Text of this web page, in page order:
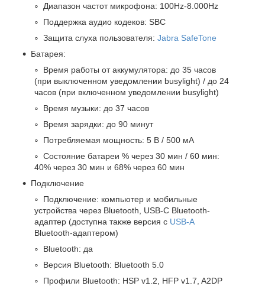
Диапазон частот микрофона: 100Hz-8.000Hz
Поддержка аудио кодеков: SBC
Защита слуха пользователя: Jabra SafeTone
Батарея:
Время работы от аккумулятора: до 35 часов
(при выключенном уведомлении busylight) / до 24
часов (при включенном уведомлении busylight)
Время музыки: до 37 часов
Время зарядки: до 90 минут
Потребляемая мощность: 5 В / 500 мА
Состояние батареи % через 30 мин / 60 мин:
40% через 30 мин и 68% через 60 мин
Подключение
Подключение: компьютер и мобильные
устройства через Bluetooth, USB-C Bluetooth-
адаптер (доступна также версия с USB-A
Bluetooth-адаптером)
Bluetooth: да
Версия Bluetooth: Bluetooth 5.0
Профили Bluetooth: HSP v1.2, HFP v1.7, A2DP